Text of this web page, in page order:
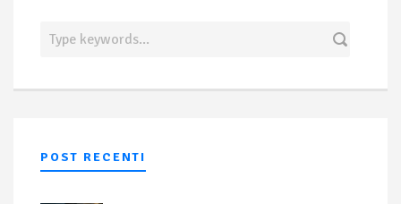
POST RECENTI